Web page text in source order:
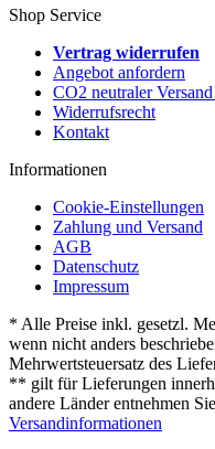
Shop Service
Vertrag widerrufen
Angebot anfordern
CO2 neutraler
Widerrufsrecht
Kontakt
Informationen
Cookie-Einstellungen
Zahlung und Versand
AGB
Datenschutz
Impressum
* Alle Preise inkl. gesetzl.
wenn nicht anders
Mehrwertsteuersatz des
** gilt für Lieferungen
andere Länder entnehmen
Versandinformationen